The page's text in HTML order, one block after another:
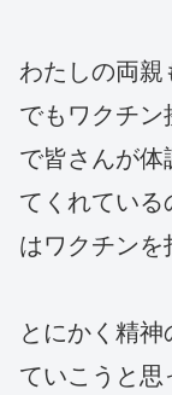
わたしの両親
でもワクチン
で皆さんが体
てくれている
はワクチンを
とにかく精
ていこうと思